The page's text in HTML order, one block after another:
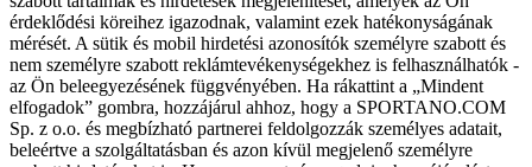
érdeklődési köreihez igazodnak, valamint ezek hatékonyságának
mérését. A sütik és mobil hirdetési azonosítók személyre szabott és
nem személyre szabott reklámtevékenységekhez is felhasználhatók -
az Ön beleegyezésének függvényében. Ha rákattint a „Mindent
elfogadok” gombra, hozzájárul ahhoz, hogy a SPORTANO.COM
Sp. z o.o. és megbízható partnerei feldolgozzák személyes adatait,
beleértve a szolgáltatásban és azon kívül megjelenő személyre